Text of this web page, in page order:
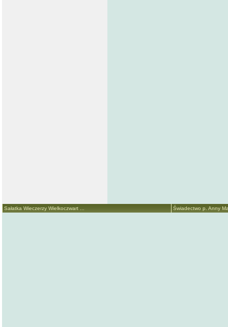
Sałatka Wieczerzy Wielkoczwart ... Świadectwo p. Anny